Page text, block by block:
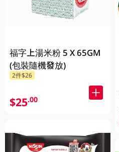
福字上湯米粉 5 X 65GM
(包裝隨機發放)
2件$26
$25.00